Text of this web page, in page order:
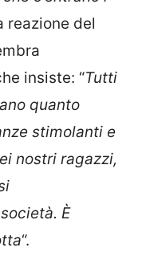
reazione del
insiste: “Tutti
quanto
stimolanti e
nostri ragazzi,
È
“.